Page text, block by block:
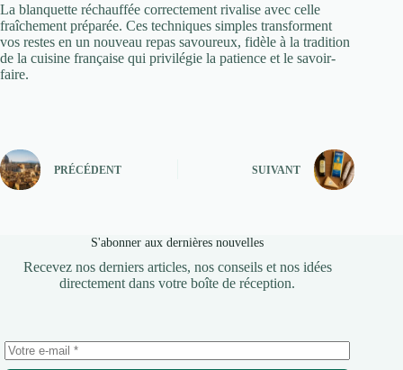
La blanquette réchauffée correctement rivalise avec celle
fraîchement préparée. Ces techniques simples transforment
vos restes en un nouveau repas savoureux, fidèle à la tradition
de la cuisine française qui privilégie la patience et le savoir-
faire.
PRÉCÉDENT SUIVANT
S'abonner aux dernières nouvelles
Recevez nos derniers articles, nos conseils et nos idées
directement dans votre boîte de réception.